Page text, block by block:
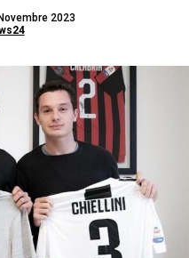
2023